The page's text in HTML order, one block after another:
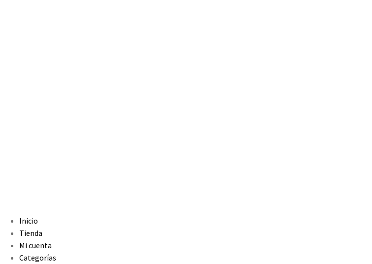
Inicio
Tienda
Mi cuenta
Categorías